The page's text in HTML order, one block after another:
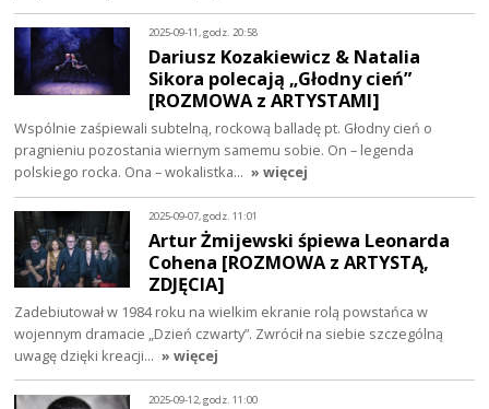
2025-09-11, godz. 20:58
Dariusz Kozakiewicz & Natalia
Sikora polecają „Głodny cień”
[ROZMOWA z ARTYSTAMI]
Wspólnie zaśpiewali subtelną, rockową balladę pt. Głodny cień o
pragnieniu pozostania wiernym samemu sobie. On – legenda
polskiego rocka. Ona – wokalistka… » więcej
2025-09-07, godz. 11:01
Artur Żmijewski śpiewa Leonarda
Cohena [ROZMOWA z ARTYSTĄ,
ZDJĘCIA]
Zadebiutował w 1984 roku na wielkim ekranie rolą powstańca w
wojennym dramacie „Dzień czwarty”. Zwrócił na siebie szczególną
uwagę dzięki kreacji… » więcej
2025-09-12, godz. 11:00